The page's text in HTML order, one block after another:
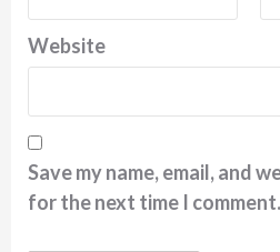
Website
Save my name, email, and
for the next time I comment.